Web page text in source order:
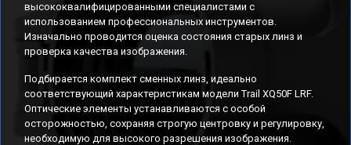
высококвалифицированными специалистами с
использованием профессиональных инструментов.
Изначально проводится оценка состояния старых линз и
проверка качества изображения.
Подбирается комплект сменных линз, идеально
соответствующий характеристикам модели Trail XQ50F LRF.
Оптические элементы устанавливаются с особой
осторожностью, сохраняя строгую центровку и регулировку,
необходимую для высокого разрешения изображения.